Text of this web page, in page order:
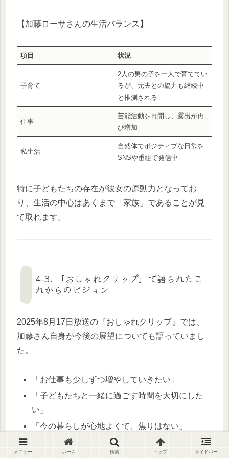
【加藤ローサさんの生活バランス】
項目 状況
子育て
2人の男の子を一人で育ててい
るが、元夫との協力も継続中
と推測される
仕事
芸能活動を再開し、露出が再
び増加
私生活
自然体でポジティブな日常を
SNSや番組で発信中
特に子どもたちの存在が彼女の原動力となってお
り、生活の中心はあくまで「家族」であることが見
て取れます。
4-3. 「おしゃれクリップ」で語られたこ
れからのビジョン
2025年8月17日放送の『おしゃれクリップ』では、
加藤さん自身が今後の展望についても語っていまし
た。
「お仕事も少しずつ増やしていきたい」
「子どもたちと一緒に過ごす時間を大切にした
い」
「今の暮らしが心地よくて、焦りはない」
このように、無理にステージを上げようとせず、自
メニュー ホーム 検索 トップ サイドバー